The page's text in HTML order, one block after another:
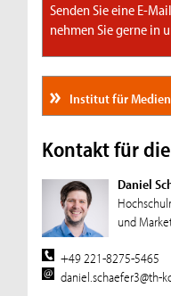
Senden Sie eine E-
nehmen Sie gerne in
Institut für
Kontakt für
Daniel
und
+49 221-8275-5465
daniel.schaefer3@th-